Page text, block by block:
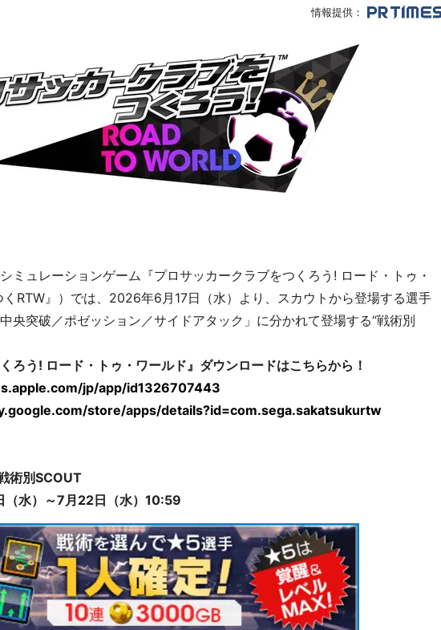
情報提供：
ミュレーションゲーム『プロサッカークラブをつくろう! ロード・トゥ・
RTW』）では、2026年6月17日（水）より、スカウトから登場する選手
央突破／ポゼッション／サイドアタック」に分かれて登場する“戦術別
ろう! ロード・トゥ・ワールド』ダウンロードはこちらから！
jp/app/id1326707443
store/apps/details?id=com.sega.sakatsukurtw
術別SCOUT
水）～7月22日（水）10:59